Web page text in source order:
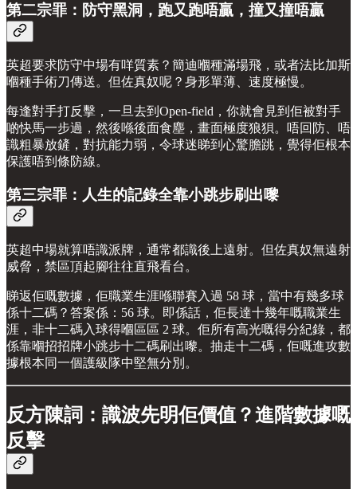
第二宗罪：防守黑洞，跑又跑唔贏，撞又撞唔贏
英超要求防守中場有咩質素？簡迪嗰種滿場飛，或者法比加斯
嗰種手術刀傳送。但佐真奴呢？身形單薄、速度極慢。
每逢對手打反擊，一旦去到Open-field，你就會見到佢被對手
啲快馬一步過，然後喺後面食塵，畫面極度狼狽。唔回防、唔
識粗暴放鏟，對抗能力弱，令球迷睇到心驚膽跳，覺得佢根本
保護唔到條防線。
第三宗罪：人生的記錄全靠小跳步刷出嚟
英超中場就算唔識派牌，通常都識後上遠射。但佐真奴無遠射
威脅，禁區頂起腳往往直飛看台。
睇返佢嘅數據，佢職業生涯喺聯賽入過 58 球，當中有幾多球
係十二碼？答案係：56 球。即係話，佢長達十幾年嘅職業生
涯，非十二碼入球得嗰區區 2 球。佢所有高光嘅得分紀錄，都
係靠嗰招招牌小跳步十二碼刷出嚟。抽走十二碼，佢嘅進攻數
據根本同一個護級隊中堅無分別。
反方陳詞：識波先明佢價值？進階數據嘅
反擊